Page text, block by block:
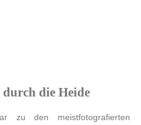
durch die Heide
zu den meistfotografierten